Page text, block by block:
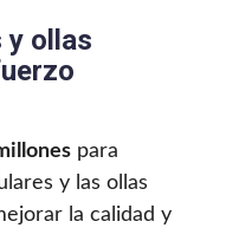
y ollas
para
y las ollas
la calidad y